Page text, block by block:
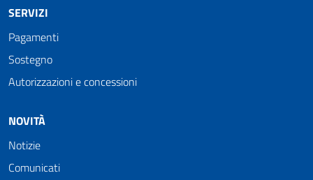
SERVIZI
Pagamenti
Sostegno
Autorizzazioni e concessioni
NOVITÀ
Notizie
Comunicati